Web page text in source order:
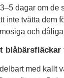
dagar om de
inte tvätta dem
och
blåbärsfläckar
med kallt